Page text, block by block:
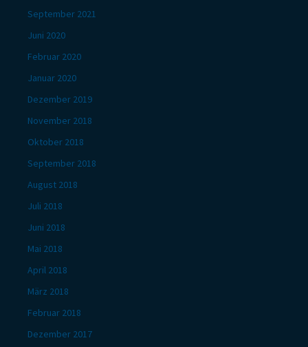
September 2021
Juni 2020
Februar 2020
Januar 2020
Dezember 2019
November 2018
Oktober 2018
September 2018
August 2018
Juli 2018
Juni 2018
Mai 2018
April 2018
März 2018
Februar 2018
Dezember 2017